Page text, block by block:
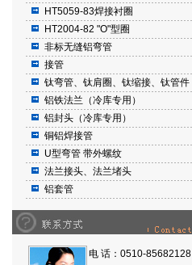
HT5059-83焊接衬圈
HT2004-82 "O"型圈
非标无缝铝弯管
接管
钛弯管、钛肩圈、钛缩接、钛管件
铝铁法兰（冷库专用）
铝封头（冷库专用）
铜铝焊接管
U型弯管 带外螺纹
法兰接头、法兰堵头
铝套管
电 话：0510-85682128